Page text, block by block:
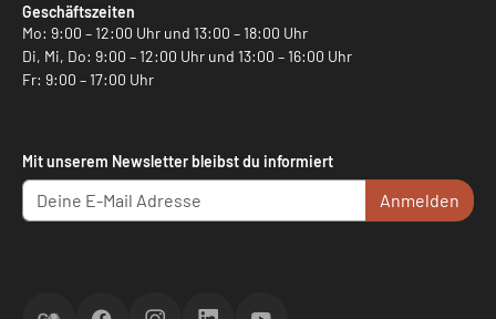
Geschäftszeiten
Mo: 9:00 – 12:00 Uhr und 13:00 – 18:00 Uhr
Di, Mi, Do: 9:00 – 12:00 Uhr und 13:00 – 16:00 Uhr
Fr: 9:00 – 17:00 Uhr
Mit unserem Newsletter bleibst du informiert
Anmelden